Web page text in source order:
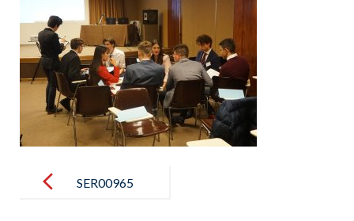
navigation SER00965